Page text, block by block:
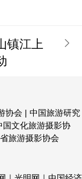
镇江上
协会 | 中国旅游研究
国文化旅游摄影协
旅游摄影协会